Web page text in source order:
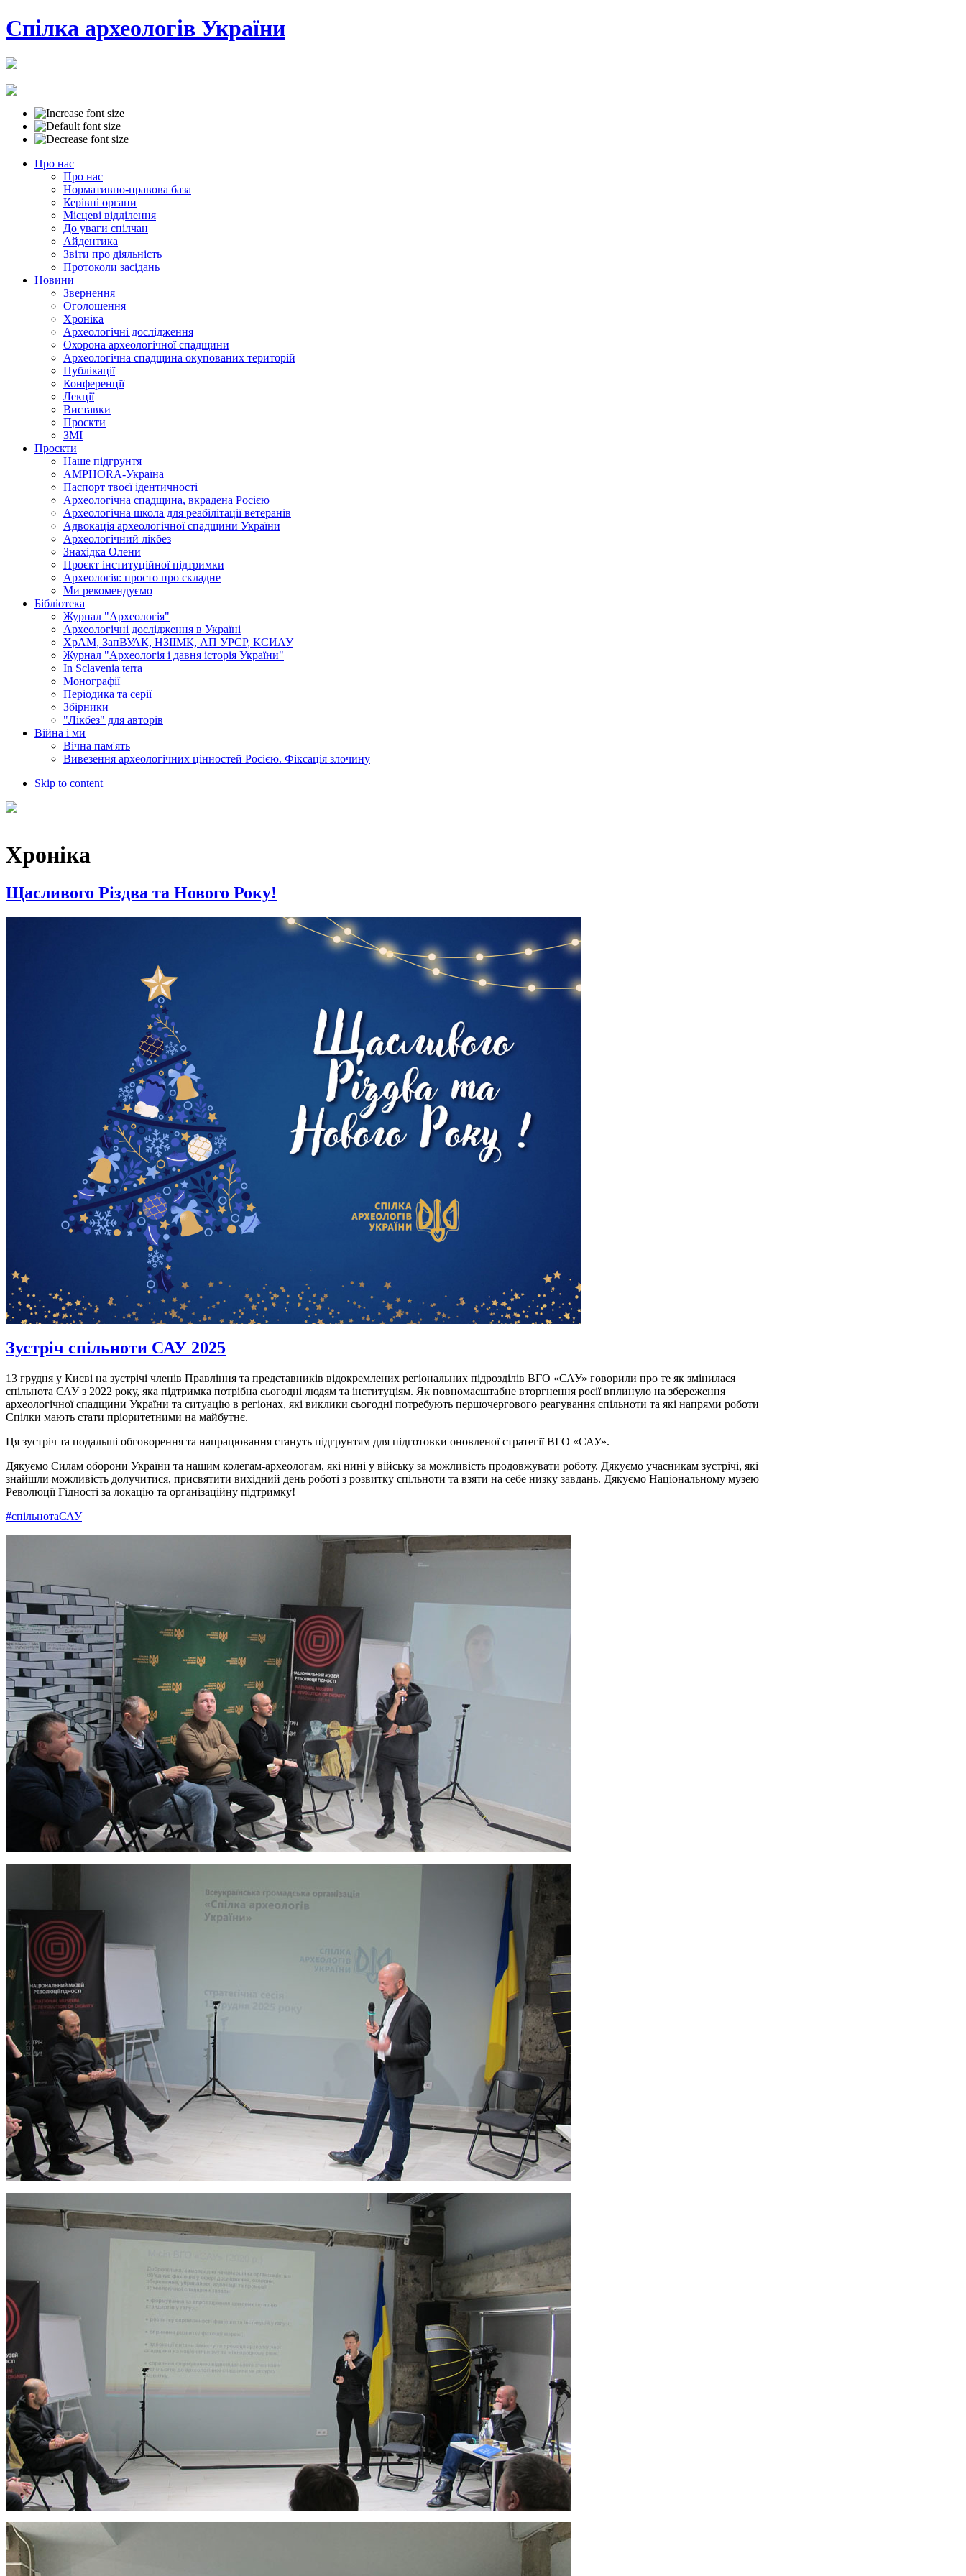
Cпілка археологів України
Про нас
Про нас
Нормативно-правова база
Керівні органи
Місцеві відділення
До уваги спілчан
Айдентика
Звіти про діяльність
Протоколи засідань
Новини
Звернення
Оголошення
Хроніка
Археологічні дослідження
Охорона археологічної спадщини
Археологічна спадщина окупованих територій
Публікації
Конференції
Лекції
Виставки
Проєкти
ЗМІ
Проєкти
Наше підгрунтя
AMPHORA-Україна
Паспорт твоєї ідентичності
Археологічна спадщина, вкрадена Росією
Археологічна школа для реабілітації ветеранів
Адвокація археологічної спадщини України
Археологічний лікбез
Знахідка Олени
Проєкт інституційної підтримки
Археологія: просто про складне
Ми рекомендуємо
Бібліотека
Журнал "Археологія"
Археологічні дослідження в Україні
ХрАМ, ЗапВУАК, НЗІІМК, АП УРСР, КСИАУ
Журнал "Археологія і давня історія України"
In Sclavenia terra
Монографії
Періодика та серії
Збірники
"Лікбез" для авторів
Війна і ми
Вічна пам'ять
Вивезення археологічних цінностей Росією. Фіксація злочину
Skip to content
Хроніка
Щасливого Різдва та Нового Року!
Зустріч спільноти САУ 2025
13 грудня у Києві на зустрічі членів Правління та представників відокремлених регіональних підрозділів ВГО «САУ» говорили про те як змінилася
спільнота САУ з 2022 року, яка підтримка потрібна сьогодні людям та інституціям. Як повномасштабне вторгнення росії вплинуло на збереження
археологічної спадщини України та ситуацію в регіонах, які виклики сьогодні потребують першочергового реагування спільноти та які напрями роботи
Спілки мають стати пріоритетними на майбутнє.
Ця зустріч та подальші обговорення та напрацювання стануть підгрунтям для підготовки оновленої стратегії ВГО «САУ».
Дякуємо Силам оборони України та нашим колегам-археологам, які нині у війську за можливість продовжувати роботу. Дякуємо учасникам зустрічі, які
знайшли можливість долучитися, присвятити вихідний день роботі з розвитку спільноти та взяти на себе низку завдань. Дякуємо Національному музею
Революції Гідності за локацію та організаційну підтримку!
#спільнотаСАУ